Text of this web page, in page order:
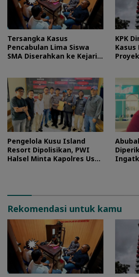
Tersangka Kasus
Pencabulan Lima Siswa
SMA Diserahkan ke Kejari
KPK
Kasus
Pengelola Kusu Island
Resort Dipolisikan, PWI
Halsel Minta Kapolres Usut
Rekomendasi untuk kamu